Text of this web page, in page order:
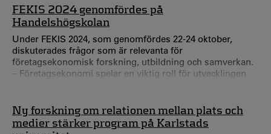
kräva att vi lär och lär om. Exempelvis är artificiell
intelligens (AI) något som kommer att kräva inlärning över
tid.
FEKIS 2024 genomfördes på
Handelshögskolan
Under FEKIS 2024, som genomfördes 22-24 oktober,
diskuterades frågor som är relevanta för
företagsekonomisk forskning, utbildning och samverkan.
– Företagsekonomi spelar en viktig roll för utvecklingen
inför; klimatförändringar, polarisering, sociala klyftor,
digitalisering samt introducerandet av AI, säger Mia
Larson, professor i företagsekonomi vid
Ny forskning om relationen mellan plats och
medier stärker program på Karlstads